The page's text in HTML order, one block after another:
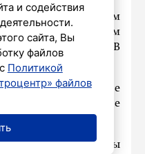
ямы в арочном
79 на Дунайском
Будапештской. В
подтвердилась.
представление
42», которое
прокуратуры
и содействия
сайта, Вы
файлов
Политикой
файлов